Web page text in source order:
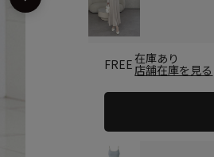
FREE在庫あり
店舗在庫を見る